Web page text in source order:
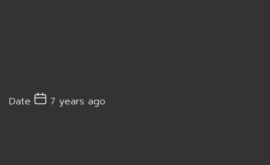
Date 7 years ago